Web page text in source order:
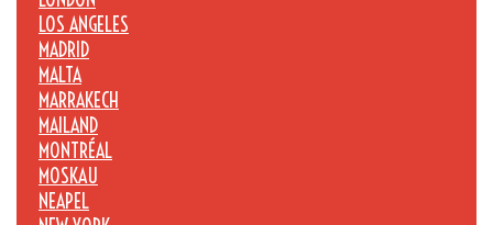
LOS ANGELES
MADRID
MALTA
MARRAKECH
MAILAND
MONTRÉAL
MOSKAU
NEAPEL